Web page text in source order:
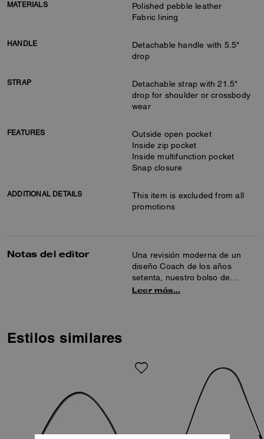
MATERIALS
Polished pebble leather
Fabric lining
HANDLE
Detachable handle with 5.5"
drop
STRAP
Detachable strap with 21.5"
drop for shoulder or crossbody
wear
FEATURES
Outside open pocket
Inside zip pocket
Inside multifunction pocket
Snap closure
ADDITIONAL DETAILS
This item is excluded from all
promotions
Notas del editor
Una revisión moderna de un
diseño Coach de los años
setenta, nuestro bolso de
hombro estructurado Tabby está
acabado con nuestros herrajes
de firma para aportar un toque
Leer más…
Estilos similares